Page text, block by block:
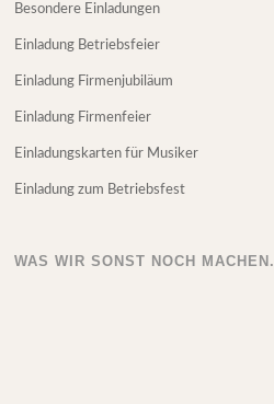
Besondere Einladungen
Einladung Betriebsfeier
Einladung Firmenjubiläum
Einladung Firmenfeier
Einladungskarten für Musiker
Einladung zum Betriebsfest
WAS WIR SONST NOCH MACHEN.